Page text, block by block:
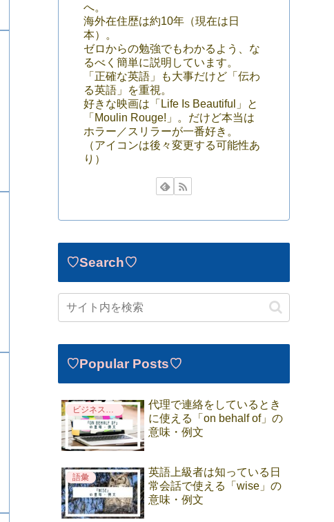
へ。
海外在住歴は約10年（現在は日
本）。
ゼロからの勉強でもわかるよう、な
るべく簡単に説明しています。
「正確な英語」も大事だけど「伝わ
る英語」を重視。
好きな映画は「Life Is Beautiful」と
「Moulin Rouge!」。だけど本当は
ホラー／スリラーが一番好き。
（アイコンは後々変更する可能性あ
り）
♡Search♡
♡Popular Posts♡
ビジネス英語
代理で連絡をしているとき
に使える「on behalf of」の
意味・例文
語彙
英語上級者は知っている日
常会話で使える「wise」の
意味・例文